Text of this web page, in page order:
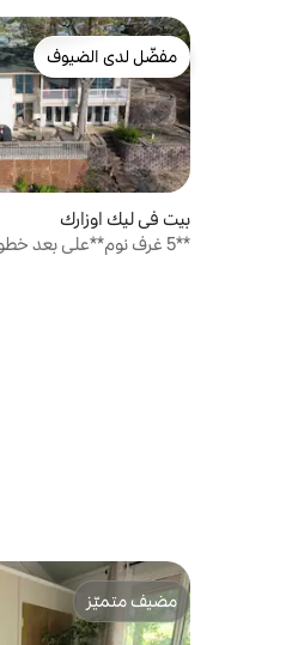
مفضّل لدى الضيوف
مفضّل لدى الضيوف
بيت في ليك اوزارك
مضيف متميّز
مضيف متميّز